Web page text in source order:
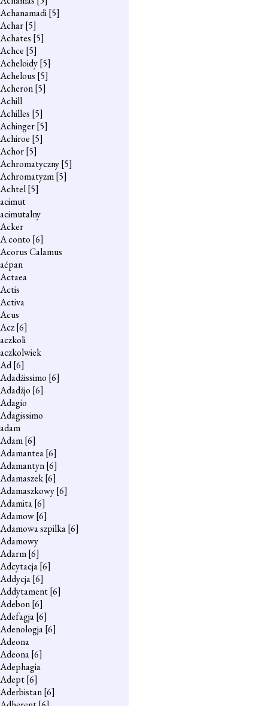
Achanamadi[5]
Achar[5]
Achates [5]
Achce [5]
Acheloidy[5]
Achelous [5]
Acheron[5]
Achill
Achilles [5]
Achinger[5]
Achiroe [5]
Achor[5]
Achromatyczny[5]
Achromatyzm[5]
Achtel[5]
acimut
acimutalny
Acker
A conto [6]
Acorus Calamus
aćpan
Actaea
Actis
Activa
Acus
Acz[6]
aczkoli
aczkolwiek
Ad[6]
Adadżissimo [6]
Adadżjo [6]
Adagio
Adagissimo
adam
Adam[6]
Adamantea[6]
Adamantyn[6]
Adamaszek[6]
Adamaszkowy[6]
Adamita[6]
Adamow[6]
Adamowa szpilka[6]
Adamowy
Adarm[6]
Adcytacja[6]
Addycja[6]
Addytament[6]
Adebon[6]
Adefagja[6]
Adenologja[6]
Adeona
Adeona[6]
Adephagia
Adept[6]
Aderbistan[6]